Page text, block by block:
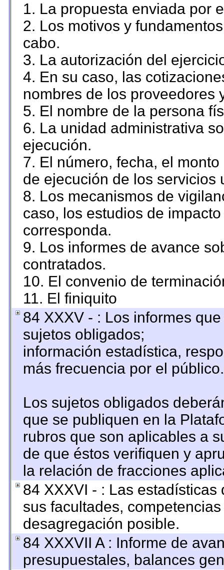
1. La propuesta enviada por
2. Los motivos y
cabo.
3. La autorización del
4. En su caso, las
nombres de los proveedores
5. El nombre de la persona
6. La unidad administrativa
ejecución.
7. El número, fecha, el
de ejecución de los servicios
8. Los mecanismos de
caso, los estudios de
corresponda.
9. Los informes de avance
contratados.
10. El convenio de
11. El finiquito
84 XXXV - : Los informes
sujetos obligados;
información estadística,
más frecuencia por el público.
Los sujetos obligados
que se publiquen en la
rubros que son aplicables a
de que éstos verifiquen y
la relación de fracciones
84 XXXVI - : Las
sus facultades,
desagregación posible.
84 XXXVII A : Informe de
presupuestales, balances